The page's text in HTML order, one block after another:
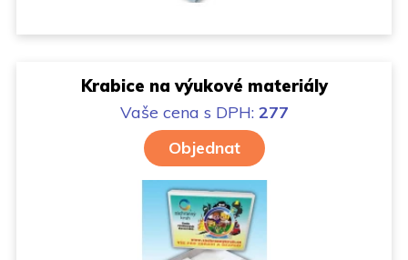
Krabice na výukové materiály
Vaše cena s DPH: 277
Objednat